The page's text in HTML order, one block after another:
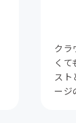
クラ
く
スト
ージ